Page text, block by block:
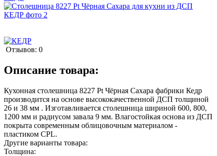
Отзывов: 0
Описание товара:
Кухонная столешница 8227 Pt Чёрная Сахара фабрики Кедр
производится на основе высококачественной ДСП толщиной
26 и 38 мм . Изготавливается столешница шириной 600, 800,
1200 мм и радиусом завала 9 мм. Влагостойкая основа из ДСП
покрыта современным облицовочным материалом -
пластиком CPL.
Другие варианты товара:
Толщина: